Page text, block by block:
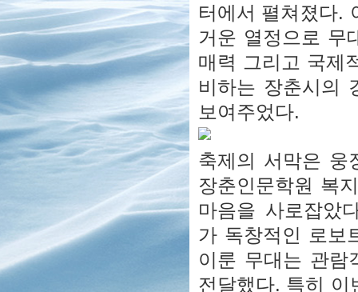
터에서 펼쳐졌다.
거운 열정으로 무
매력 그리고 국제
비하는 장춘시의
보여주었다.
축제의 서막은 웅
장춘인문학원 복
마음을 사로잡았
가 독창적인 로보
이룬 무대는 관람
전달했다. 특히 이